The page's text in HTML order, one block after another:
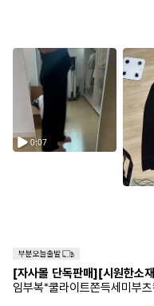
[자사몰 단독판매][시원한소
임부복*쿨라이트쫀득세미부